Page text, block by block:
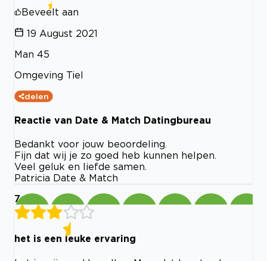
Beveelt aan
19 August 2021
Man 45
Omgeving Tiel
delen
Reactie van Date & Match Datingbureau
Bedankt voor jouw beoordeling.
Fijn dat wij je zo goed heb kunnen helpen.
Veel geluk en liefde samen.
Patricia Date & Match
7
het is een leuke ervaring